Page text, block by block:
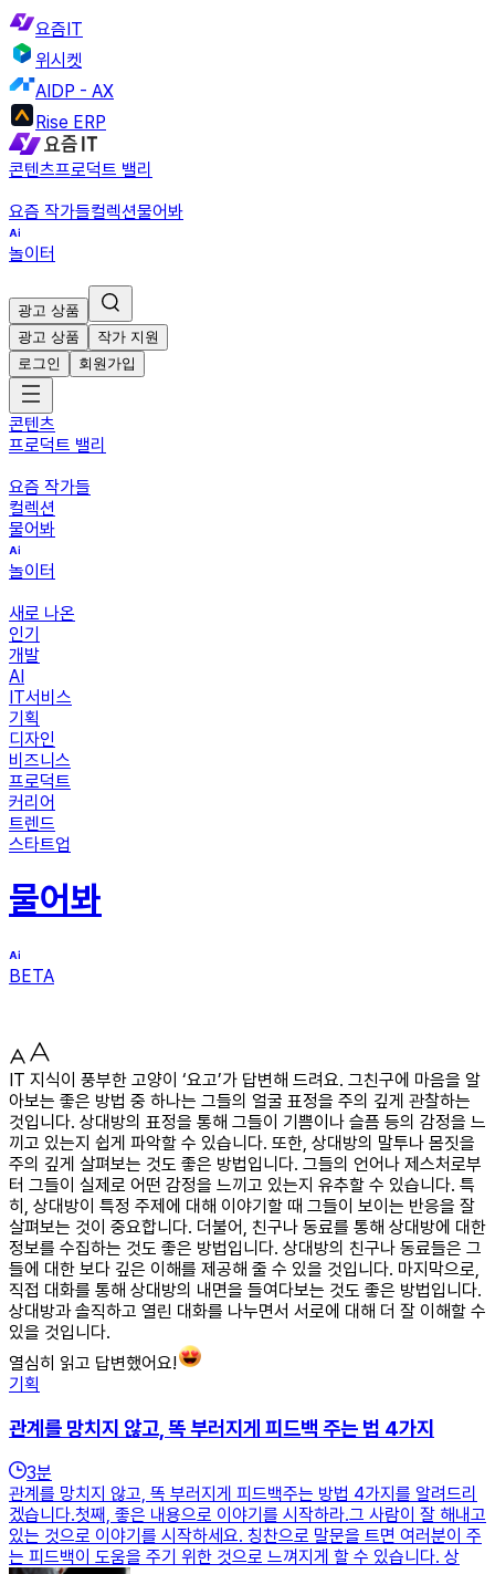
요즘IT
위시켓
AIDP - AX
Rise ERP
콘텐츠프로덕트 밸리
요즘 작가들컬렉션물어봐
놀이터
광고 상품
광고 상품
작가 지원
로그인
회원가입
콘텐츠
프로덕트 밸리
요즘 작가들
컬렉션
물어봐
놀이터
새로 나온
인기
개발
AI
IT서비스
기획
디자인
비즈니스
프로덕트
커리어
트렌드
스타트업
물어봐
BETA
IT 지식이 풍부한 고양이 ‘요고’가 답변해 드려요. 그친구에 마음을 알
아보는 좋은 방법 중 하나는 그들의 얼굴 표정을 주의 깊게 관찰하는
것입니다. 상대방의 표정을 통해 그들이 기쁨이나 슬픔 등의 감정을 느
끼고 있는지 쉽게 파악할 수 있습니다. 또한, 상대방의 말투나 몸짓을
주의 깊게 살펴보는 것도 좋은 방법입니다. 그들의 언어나 제스처로부
터 그들이 실제로 어떤 감정을 느끼고 있는지 유추할 수 있습니다. 특
히, 상대방이 특정 주제에 대해 이야기할 때 그들이 보이는 반응을 잘
살펴보는 것이 중요합니다. 더불어, 친구나 동료를 통해 상대방에 대한
정보를 수집하는 것도 좋은 방법입니다. 상대방의 친구나 동료들은 그
들에 대한 보다 깊은 이해를 제공해 줄 수 있을 것입니다. 마지막으로,
직접 대화를 통해 상대방의 내면을 들여다보는 것도 좋은 방법입니다.
상대방과 솔직하고 열린 대화를 나누면서 서로에 대해 더 잘 이해할 수
있을 것입니다.
열심히 읽고 답변했어요!
기획
관계를 망치지 않고, 똑 부러지게 피드백 주는 법 4가지
3분
관계를 망치지 않고, 똑 부러지게 피드백주는 방법 4가지를 알려드리
겠습니다.첫째, 좋은 내용으로 이야기를 시작하라.그 사람이 잘 해내고
있는 것으로 이야기를 시작하세요. 칭찬으로 말문을 트면 여러분이 주
는 피드백이 도움을 주기 위한 것으로 느껴지게 할 수 있습니다. 상